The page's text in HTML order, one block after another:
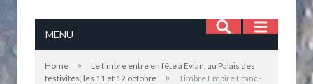
MENU
Home »
Le timbre entre en fête à Evian, au Palais des
festivités, les 11 et 12 octobre
»
Timbre Empire Franc -